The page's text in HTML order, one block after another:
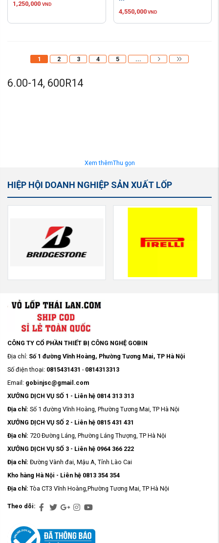
1,250,000 VND
4,550,000 VND
1 2 3 4 5 ...
6.00-14, 600R14
Xem thêmThu gọn
HIỆP HỘI DOANH NGHIỆP SẢN XUẤT LỐP
CÔNG TY CỔ PHẦN THIẾT BỊ CÔNG NGHỆ GOBIN
Địa chỉ: Số 1 đường Vĩnh Hoàng, Phường Tương Mai, TP Hà Nội
Số điện thoại: 0815431431 - 0814313313
Email: gobinjsc@gmail.com
XƯỞNG DỊCH VỤ SỐ 1 - Liên hệ 0814 313 313
Địa chỉ: Số 1 đường Vĩnh Hoàng, Phường Tương Mai, TP Hà Nội
XƯỞNG DỊCH VỤ SỐ 2 - Liên hệ 0815 431 431
Địa chỉ: 720 Đường Láng, Phường Láng Thượng, TP Hà Nội
XƯỞNG DỊCH VỤ SỐ 3 - Liên hệ 0964 366 222
Địa chỉ: Đường Vành đai, Mậu A, Tỉnh Lào Cai
Kho hàng Hà Nội - Liên hệ 0813 354 354
Địa chỉ: Tòa CT3 Vĩnh Hoàng,Phường Tương Mai, TP Hà Nội
Theo dõi: